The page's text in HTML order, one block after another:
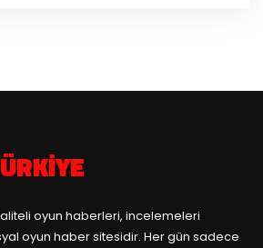
oyun haberleri, incelemeleri
oyun haber sitesidir. Her gün sadece